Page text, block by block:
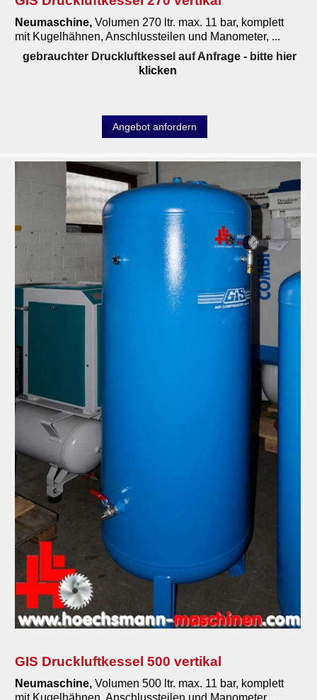
Neumaschine, Volumen 270 ltr. max. 11 bar, komplett
mit Kugelhähnen, Anschlussteilen und Manometer, ...
gebrauchter Druckluftkessel auf Anfrage- bitte hier
klicken
Angebot anfordern
GIS Druckluftkessel 500 vertikal
Neumaschine, Volumen 500 ltr. max. 11 bar, komplett